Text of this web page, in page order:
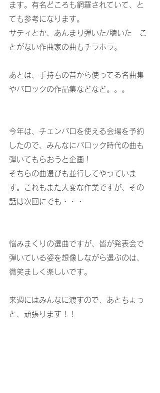
ます。有名どころも網羅されていて、と
ても参考になります。
サティとか、あんまり弾いた/聴いた　こ
とがない作曲家の曲もチラホラ。
あとは、手持ちの昔から使ってる名曲集
やバロックの作品集などなど。。。
今年は、チェンバロを使える会場を予約
したので、みんなにバロック時代の曲も
弾いてもらおうと企画！
そちらの曲選びも並行してやっていま
す。これもまた大変な作業ですが、その
話は次回にでも・・・
悩みまくりの選曲ですが、皆が発表会で
弾いている姿を想像しながら選ぶのは、
微笑ましく楽しいです。
来週にはみんなに渡すので、あとちょっ
と、頑張ります！！